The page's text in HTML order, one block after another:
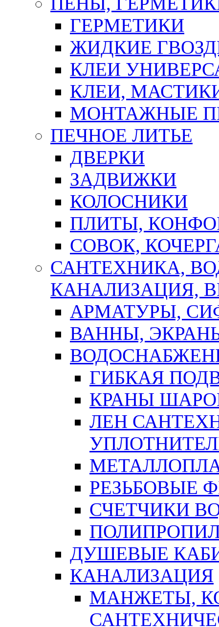
ГЕРМЕТИКИ
ЖИДКИЕ
КЛЕИ
КЛЕИ,
МОНТАЖНЫЕ
ПЕЧНОЕ ЛИТЬЕ
ДВЕРКИ
ЗАДВИЖКИ
КОЛОСНИКИ
ПЛИТЫ,
СОВОК,
САНТЕХНИКА,
КАНАЛИЗАЦИЯ,
АРМАТУРЫ,
ВАННЫ,
ГИБКАЯ
КРАНЫ
ЛЕН
РЕЗЬБОВЫЕ
СЧЕТЧИКИ
ДУШЕВЫЕ
КАНАЛИЗАЦИЯ
МАНЖЕТЫ,